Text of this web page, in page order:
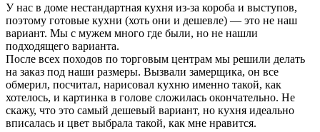
У нас в доме нестандартная кухня из-за короба и выступов,
поэтому готовые кухни (хоть они и дешевле) — это не наш
вариант. Мы с мужем много где были, но не нашли
подходящего варианта.
После всех походов по торговым центрам мы решили делать
на заказ под наши размеры. Вызвали замерщика, он все
обмерил, посчитал, нарисовал кухню именно такой, как
хотелось, и картинка в голове сложилась окончательно. Не
скажу, что это самый дешевый вариант, но кухня идеально
вписалась и цвет выбрала такой, как мне нравится.